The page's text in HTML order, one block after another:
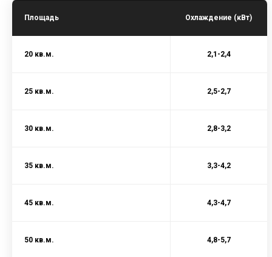
Площадь Охлаждение (кВт)
20 кв.м. 2,1-2,4
25 кв.м. 2,5-2,7
30 кв.м. 2,8-3,2
35 кв.м. 3,3-4,2
45 кв.м. 4,3-4,7
50 кв.м. 4,8-5,7